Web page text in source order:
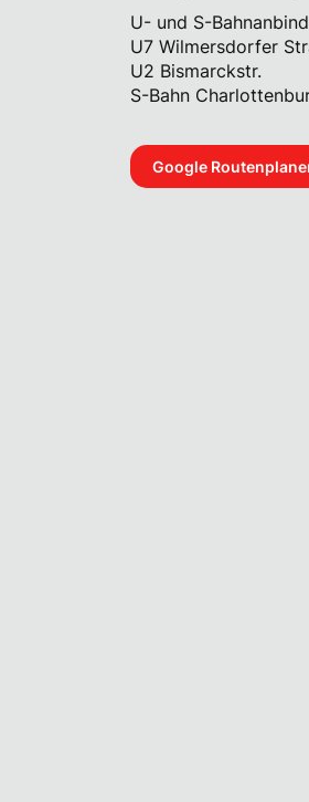
U- und S-
U7 Wilmersdorfer
U2 Bismarckstr.
S-Bahn
Google